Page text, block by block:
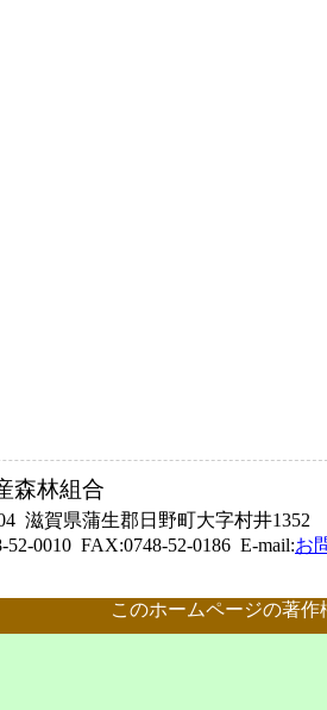
森林組合
滋賀県蒲生郡日野町大字村井1352
52-0010 FAX:0748-52-0186 E-mail:お
このホームページの著